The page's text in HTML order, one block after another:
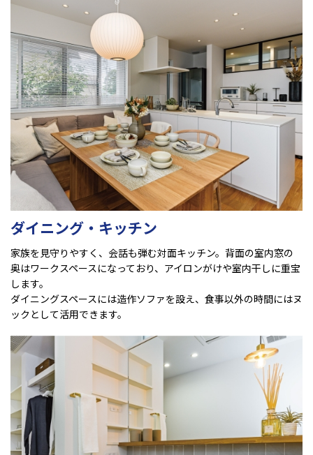
ダイニング・キッチン
家族を見守りやすく、会話も弾む対面キッチン。背面の室内窓の
奥はワークスペースになっており、アイロンがけや室内干しに重宝
します。
ダイニングスペースには造作ソファを設え、食事以外の時間にはヌ
ックとして活用できます。